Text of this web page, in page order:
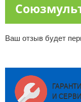
Ваш отзыв будет
И